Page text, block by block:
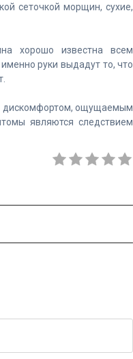
сеточкой морщин, сухие,
хорошо известна всем
руки выдадут то, что
дискомфортом, ощущаемым
являются следствием